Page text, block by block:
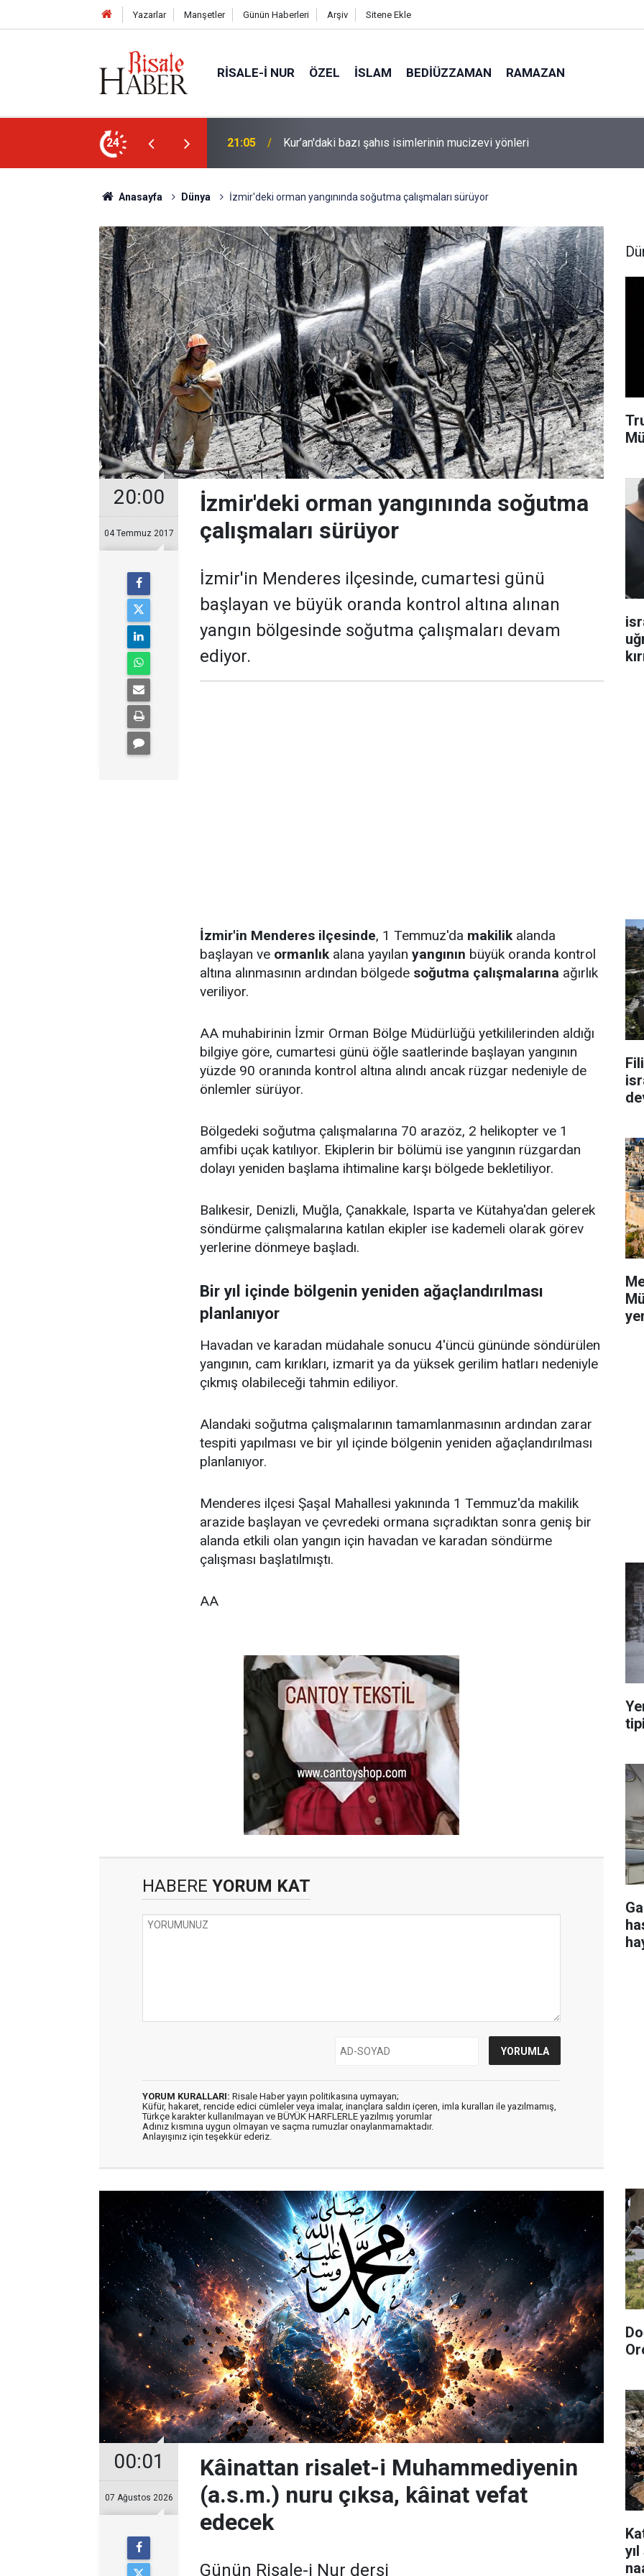
Yazarlar Manşetler Günün Haberleri Arşiv Sitene Ekle
RISALE-I NUR ÖZEL İSLAM BEDIÜZZAMAN RAMAZAN
24
ev sahipliği yapıyor 21:05 Kur’an'daki bazı şahıs isimlerinin mucizevi yönleri
Anasayfa Dünya İzmir'deki orman yangınında soğutma çalışmaları sürüyor
20:00
04 Temmuz 2017
İzmir'deki orman yangınında soğutma
çalışmaları sürüyor
İzmir'in Menderes ilçesinde, cumartesi günü
başlayan ve büyük oranda kontrol altına alınan
yangın bölgesinde soğutma çalışmaları devam
ediyor.
İzmir'in Menderes ilçesinde, 1 Temmuz'da makilikalanda
başlayan ve ormanlıkalana yayılan yangının büyük oranda kontrol
altına alınmasının ardından bölgede soğutma çalışmalarına ağırlık
veriliyor.
AA muhabirinin İzmir Orman Bölge Müdürlüğü yetkililerinden aldığı
bilgiye göre, cumartesi günü öğle saatlerinde başlayan yangının
yüzde 90 oranında kontrol altına alındı ancak rüzgar nedeniyle de
önlemler sürüyor.
Bölgedeki soğutma çalışmalarına 70 arazöz, 2 helikopter ve 1
amfibi uçak katılıyor. Ekiplerin bir bölümü ise yangının rüzgardan
dolayı yeniden başlama ihtimaline karşı bölgede bekletiliyor.
Balıkesir, Denizli, Muğla, Çanakkale, Isparta ve Kütahya'dan gelerek
söndürme çalışmalarına katılan ekipler ise kademeli olarak görev
yerlerine dönmeye başladı.
Bir yıl içinde bölgenin yeniden ağaçlandırılması
planlanıyor
Havadan ve karadan müdahale sonucu 4'üncü gününde söndürülen
yangının, cam kırıkları, izmarit ya da yüksek gerilim hatları nedeniyle
çıkmış olabileceği tahmin ediliyor.
Alandaki soğutma çalışmalarının tamamlanmasının ardından zarar
tespiti yapılması ve bir yıl içinde bölgenin yeniden ağaçlandırılması
planlanıyor.
Menderes ilçesi Şaşal Mahallesi yakınında 1 Temmuz'da makilik
arazide başlayan ve çevredeki ormana sıçradıktan sonra geniş bir
alanda etkili olan yangın için havadan ve karadan söndürme
çalışması başlatılmıştı.
AA
HABERE YORUM KAT
YORUM KURALLARI: Risale Haber yayın politikasına uymayan;
Küfür, hakaret, rencide edici cümleler veya imalar, inançlara saldırı içeren, imla kuralları ile yazılmamış,
Türkçe karakter kullanılmayan ve BÜYÜK HARFLERLE yazılmış yorumlar
Adınız kısmına uygun olmayan ve saçma rumuzlar onaylanmamaktadır.
Anlayışınız için teşekkür ederiz.
00:01
07 Ağustos 2026
Kâinattan risalet-i Muhammediyenin
(a.s.m.) nuru çıksa, kâinat vefat
edecek
Günün Risale-i Nur dersi